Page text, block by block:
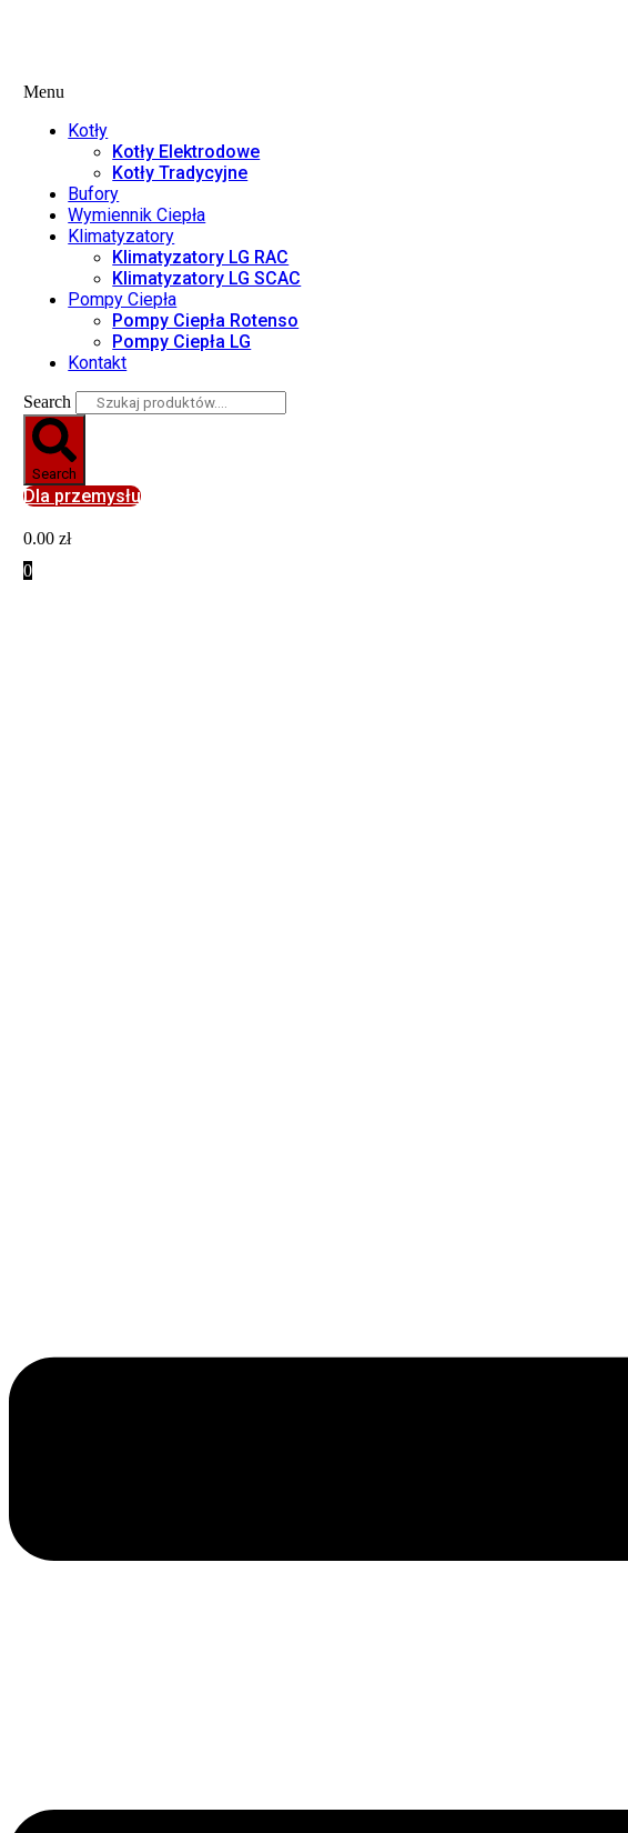
Menu
Kotły
Kotły Elektrodowe
Kotły Tradycyjne
Bufory
Wymiennik Ciepła
Klimatyzatory
Klimatyzatory LG RAC
Klimatyzatory LG SCAC
Pompy Ciepła
Pompy Ciepła Rotenso
Pompy Ciepła LG
Kontakt
Search
Search
Dla przemysłu
0.00zł
0